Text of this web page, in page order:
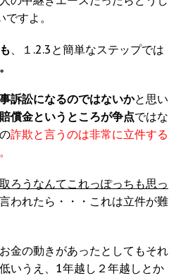
すよ。
、１.2.3と簡単なステップでは
訴訟になるのではないかと思い
償金というところが争点ではな
詐欺と言うのは非常に立件する
ろうなんてこれっぽっちも思っ
われたら・・・これは立件が難
金の動きがあったとしてもそれ
いうえ、1年越し２年越しとか